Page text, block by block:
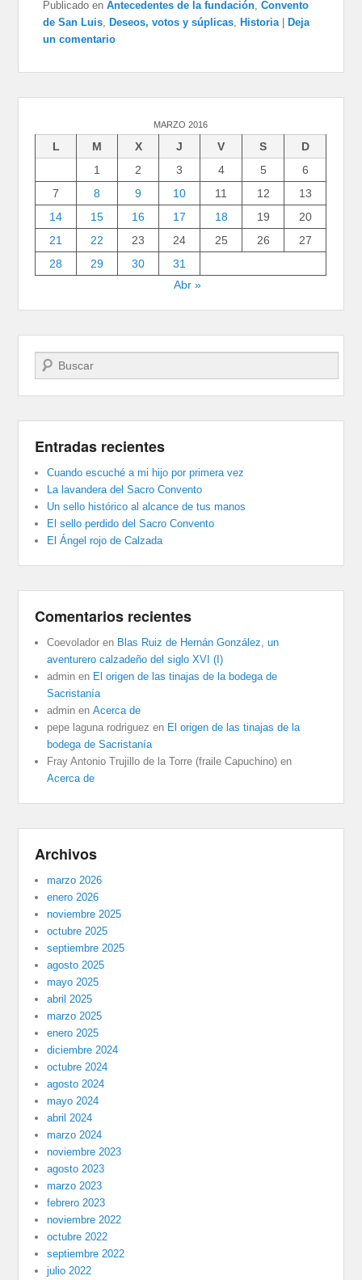
Publicado en Antecedentes de la fundación ,Convento
de San Luis ,Deseos, votos y súplicas ,Historia |Deja
un comentario
MARZO 2016
L M X J V S
D
1
2 3 4 5
6
7
8 9 10 11 12
13
14
15 16 17 18 19
20
21
22 23 24 25 26
27
28
29 30
31
Abr »
Buscar
Entradas recientes
Cuando escuché a mi hijo por primera vez
La lavandera del Sacro Convento
Un sello histórico al alcance de tus manos
El sello perdido del Sacro Convento
El Ángel rojo de Calzada
Comentarios recientes
Coevolador en Blas Ruiz de Hernán González, un
aventurero calzadeño del siglo XVI (I)
admin en El origen de las tinajas de la bodega de
Sacristanía
admin enAcerca de
pepe laguna rodriguez en El origen de las tinajas de la
bodega de Sacristanía
Fray Antonio Trujillo de la Torre (fraile Capuchino) en
Acerca de
Archivos
marzo 2026
enero 2026
noviembre 2025
octubre 2025
septiembre 2025
agosto 2025
mayo 2025
abril 2025
marzo 2025
enero 2025
diciembre 2024
octubre 2024
agosto 2024
mayo 2024
abril 2024
marzo 2024
noviembre 2023
agosto 2023
marzo 2023
febrero 2023
noviembre 2022
octubre 2022
septiembre 2022
julio 2022